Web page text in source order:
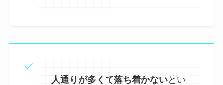
人通りが多くて落ち着かないとい